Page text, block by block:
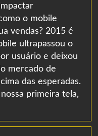
o mobile
vendas? 2015 é
ultrapassou o
usuário e deixou
mercado de
das esperadas.
primeira tela,